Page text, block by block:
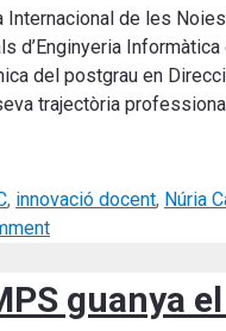
Internacional de les
d’Enginyeria Informàtica
del postgrau en
trajectòria
, innovació docent, Núria
guanya